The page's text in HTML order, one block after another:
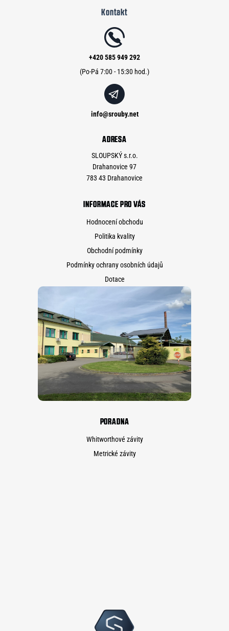
Kontakt
info@srouby.net
+420 585 949 292
ADRESA
SLOUPSKÝ s.r.o.
Drahanovice 97
783 43 Drahanovice
INFORMACE PRO VÁS
Hodnocení obchodu
Politika kvality
Obchodní podmínky
Podmínky ochrany osobních údajů
Dotace
PORADNA
Whitworthové závity
Metrické závity